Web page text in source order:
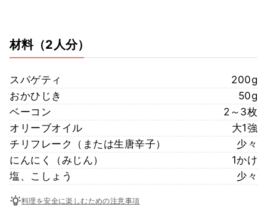
材料（2人分）
スパゲティ
200g
おかひじき
50g
ベーコン
2～3枚
オリーブオイル
大1強
チリフレーク（または生唐辛子）
少々
にんにく（みじん）
1かけ
塩、こしょう
少々
料理を安全に楽しむための注意事項